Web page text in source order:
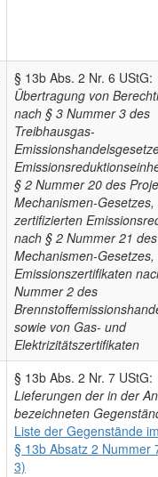
§ 13b Abs. 2 Nr. 6 UStG:
Übertragung von
nach § 3 Nummer 3 des
Treibhausgas-
§ 2 Nummer 20 des
Mechanismen-Gesetzes,
zertifizierten
nach § 2 Nummer 21
Mechanismen-Gesetzes,
Emissionszertifikaten
Nummer 2 des
sowie von Gas- und
Elektrizitätszertifikaten
§ 13b Abs. 2 Nr. 7 UStG:
Lieferungen der in der
bezeichneten
Liste der Gegenstände
§ 13b Absatz 2 Nummer
3)